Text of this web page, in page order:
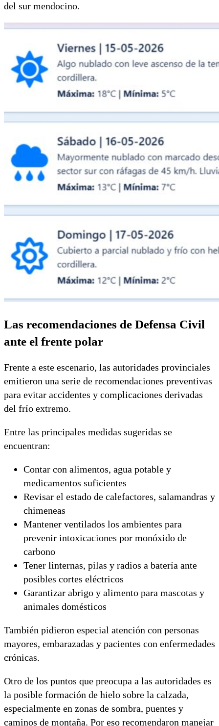
del sur mendocino.
Las recomendaciones de Defensa Civil
ante el frente polar
Frente a este escenario, las autoridades provinciales
emitieron una serie de recomendaciones preventivas
para evitar accidentes y complicaciones derivadas
del frío extremo.
Entre las principales medidas sugeridas se
encuentran:
Contar con alimentos, agua potable y
medicamentos suficientes
Revisar el estado de calefactores, salamandras y
chimeneas
Mantener ventilados los ambientes para
prevenir intoxicaciones por monóxido de
carbono
Tener linternas, pilas y radios a batería ante
posibles cortes eléctricos
Garantizar abrigo y alimento para mascotas y
animales domésticos
También pidieron especial atención con personas
mayores, embarazadas y pacientes con enfermedades
crónicas.
Otro de los puntos que preocupa a las autoridades es
la posible formación de hielo sobre la calzada,
especialmente en zonas de sombra, puentes y
caminos de montaña. Por eso recomendaron manejar